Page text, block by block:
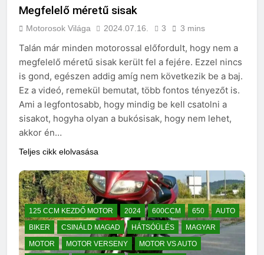
Megfelelő méretű sisak
Motorosok Világa 2024.07.16. 3 3 mins
Talán már minden motorossal előfordult, hogy nem a
megfelelő méretű sisak került fel a fejére. Ezzel nincs
is gond, egészen addig amíg nem következik be a baj.
Ez a videó, remekül bemutat, több fontos tényezőt is.
Ami a legfontosabb, hogy mindig be kell csatolni a
sisakot, hogyha olyan a bukósisak, hogy nem lehet,
akkor én…
Teljes cikk elolvasása
125 CCM KEZDŐ MOTOR 2024 600CCM 650
AUTO
BIKER
CSINÁLD MAGAD HÁTSÓÜLÉS
MAGYAR
MOTOR
MOTOR VERSENY
MOTOR VS AUTO